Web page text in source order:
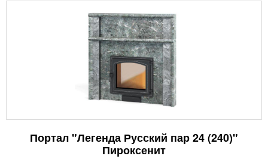
Портал "Легенда Русский пар 24 (240)"
Пироксенит